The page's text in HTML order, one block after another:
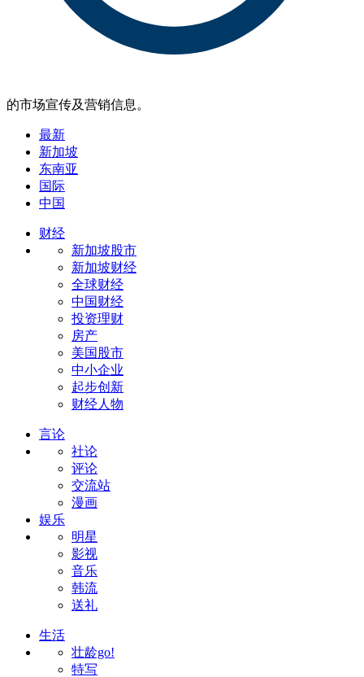
的市场宣传及营销信息。
最新
新加坡
东南亚
国际
中国
财经
新加坡股市
新加坡财经
全球财经
中国财经
投资理财
房产
美国股市
中小企业
起步创新
财经人物
言论
社论
评论
交流站
漫画
娱乐
明星
影视
音乐
韩流
送礼
生活
壮龄go!
特写